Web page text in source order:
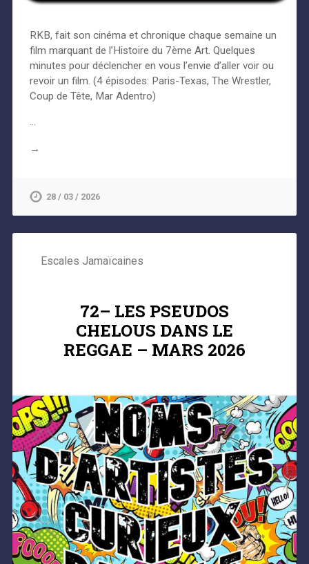
RKB, fait son cinéma et chronique chaque semaine un
film marquant de l’Histoire du 7ème Art. Quelques
minutes pour déclencher en vous l’envie d’aller voir ou
revoir un film. (4 épisodes: Paris-Texas, The Wrestler,
Coup de Tête, Mar Adentro)
…
→
28 / 03 / 2026
Escales Jamaïcaines
72– LES PSEUDOS
CHELOUS DANS LE
REGGAE – MARS 2026